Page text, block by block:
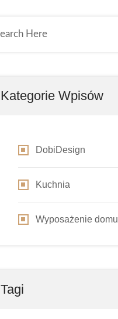
Kategorie Wpisów
DobiDesign
Kuchnia
Wyposażenie domu
Tagi